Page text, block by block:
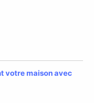
votre maison avec